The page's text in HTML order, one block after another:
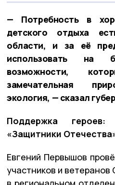
— Потребность в
детского отдыха
области, и за её
использовать на
возможности,
замечательная
экология, — сказал
Поддержка
«Защитники
Евгений Первышов
участников и